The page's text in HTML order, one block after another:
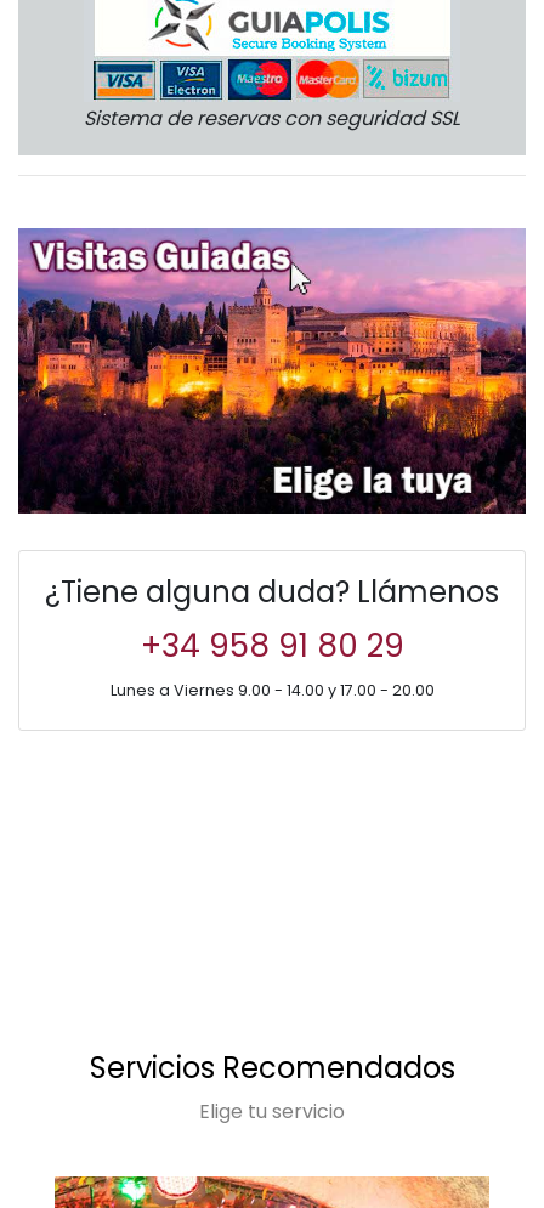
Sistema de reservas con seguridad SSL
¿Tiene alguna duda? Llámenos
+34 958 91 80 29
Lunes a Viernes 9.00 - 14.00 y 17.00 - 20.00
Servicios Recomendados
Elige tu servicio